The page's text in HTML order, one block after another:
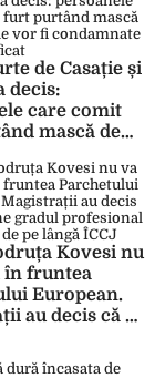
de Casație și
decis:
care comit
mască de
la furt
Kovesi nu
în fruntea
European.
au decis că nu
de pe lângă